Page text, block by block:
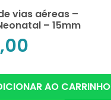
vias aéreas –
– 15mm
AO CARRINHO